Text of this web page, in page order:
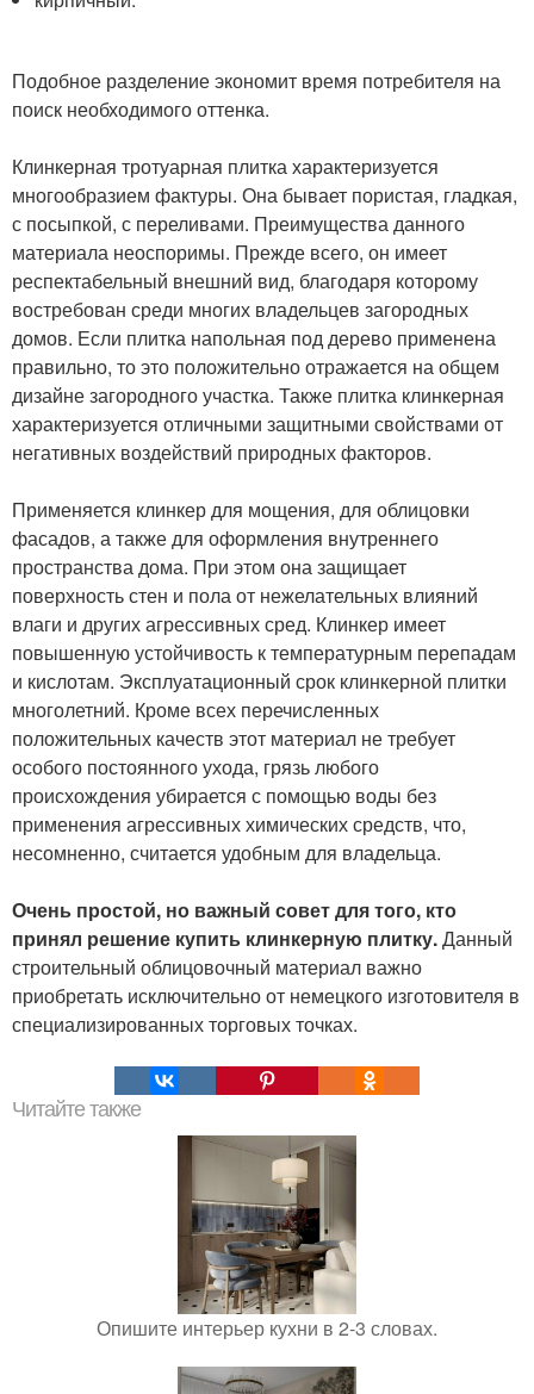
Подобное разделение экономит время потребителя на
поиск необходимого оттенка.
Клинкерная тротуарная плитка характеризуется
многообразием фактуры. Она бывает пористая, гладкая,
с посыпкой, с переливами. Преимущества данного
материала неоспоримы. Прежде всего, он имеет
респектабельный внешний вид, благодаря которому
востребован среди многих владельцев загородных
домов. Если плитка напольная под дерево применена
правильно, то это положительно отражается на общем
дизайне загородного участка. Также плитка клинкерная
характеризуется отличными защитными свойствами от
негативных воздействий природных факторов.
Применяется клинкер для мощения, для облицовки
фасадов, а также для оформления внутреннего
пространства дома. При этом она защищает
поверхность стен и пола от нежелательных влияний
влаги и других агрессивных сред. Клинкер имеет
повышенную устойчивость к температурным перепадам
и кислотам. Эксплуатационный срок клинкерной плитки
многолетний. Кроме всех перечисленных
положительных качеств этот материал не требует
особого постоянного ухода, грязь любого
происхождения убирается с помощью воды без
применения агрессивных химических средств, что,
несомненно, считается удобным для владельца.
Очень простой, но важный совет для того, кто
принял решение купить клинкерную плитку.Данный
строительный облицовочный материал важно
приобретать исключительно от немецкого изготовителя в
специализированных торговых точках.
Читайте также
Опишите интерьер кухни в 2-3 словах.